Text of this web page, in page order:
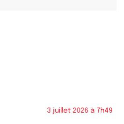
3 juillet 2026 à 7h49